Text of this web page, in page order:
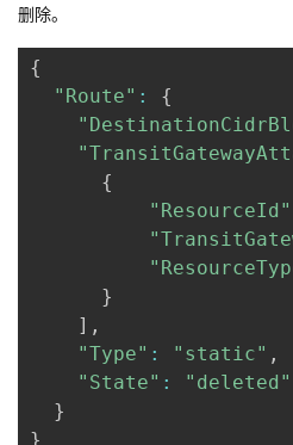
删除。
{
"Route" :
{
{
"ResourceId"
}
] ,
"Type" : "static" ,
"State" :
"deleted"
}
}